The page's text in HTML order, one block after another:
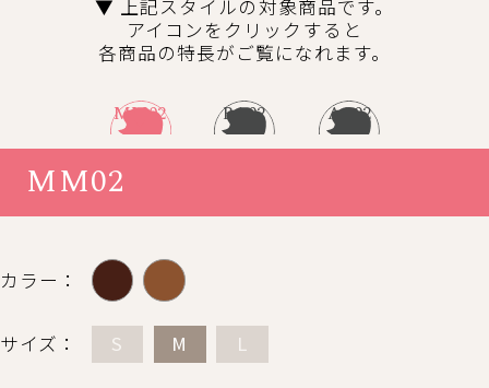
▼ 上記スタイルの対象商品です。
アイコンをクリックすると
各商品の特長がご覧になれます。
MM02 BA02 AC02
MM02
カラー：
サイズ： S M L